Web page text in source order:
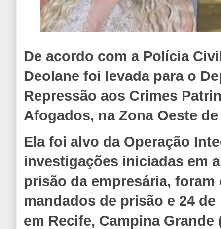
De acordo com a Polícia
Deolane foi levada para o
Repressão aos Crimes
Afogados, na Zona Oeste
Ela foi alvo da Operação
investigações iniciadas em
prisão da empresária,
mandados de prisão e 24
em Recife, Campina Grande